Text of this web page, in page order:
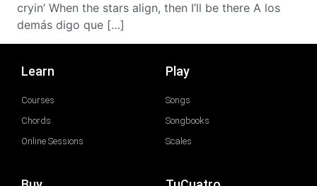
cryin’ When the stars align, then I’ll be there A los
demás digo que […]
Learn
Courses
Chords
Online Sessions
Play
Songs
Songbooks
Scales